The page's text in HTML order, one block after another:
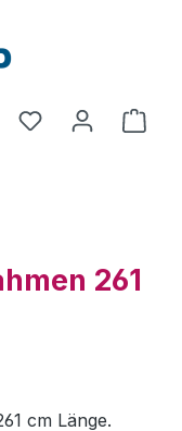
261